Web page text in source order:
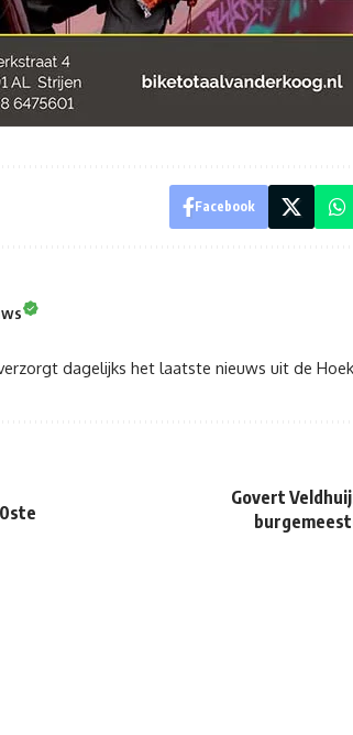
Facebook
dagelijks het laatste nieuws uit de
Govert